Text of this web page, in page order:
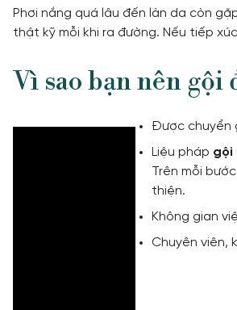
Phơi nắng quá lâu đến làn da còn
thật kỹ mỗi khi ra đường. Nếu tiếp
Vì sao bạn nên gội
Được chuyển
Liệu pháp gội
Trên mỗi
thiện.
Không gian
Chuyên viên,